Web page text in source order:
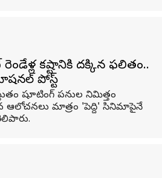
కష్టానికి దక్కిన ఫలితం..
పోస్ట్
షూటింగ్ పనుల నిమిత్తం
ఆలోచనలు మాత్రం 'పెద్ది' సినిమాపైనే